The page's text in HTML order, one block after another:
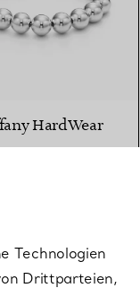
HardWear
in Gelbgold mit
Technologien
Drittparteien,